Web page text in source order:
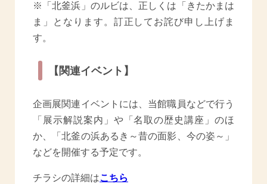
※「北釜浜」のルビは、正しくは「きたかまは
ま」となります。訂正してお詫び申し上げま
す。
【関連イベント】
企画展関連イベントには、当館職員などで行う
「展示解説案内」や「名取の歴史講座」のほ
か、「北釜の浜あるき～昔の面影、今の姿～」
などを開催する予定です。
チラシの詳細はこちら